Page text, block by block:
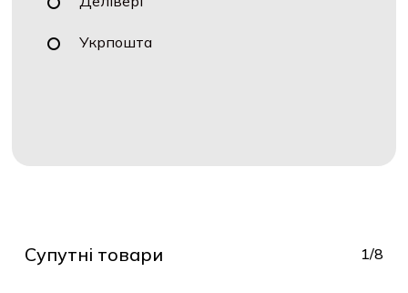
Укрпошта
Супутні товари 1/8